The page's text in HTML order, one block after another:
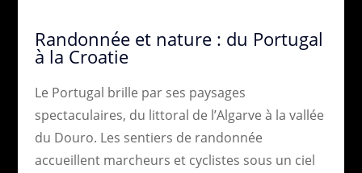
Randonnée et nature : du Portugal
à la Croatie
Le Portugal brille par ses paysages
spectaculaires, du littoral de l’Algarve à la vallée
du Douro. Les sentiers de randonnée
accueillent marcheurs et cyclistes sous un ciel